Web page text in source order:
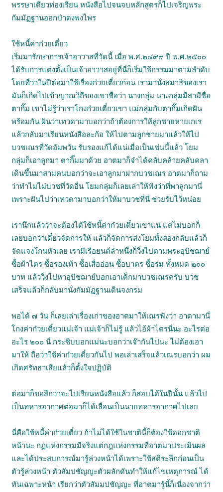
พรรษาเดียวท่องเรียน หนังสือไปจนจบหลักสูตรก็ไปเจริญพระ
กัมมัฏฐานออกป่าดงพงไพร
ใช้หนี้ค่าก๋วยเตี๋ยว
เริ่มมารักษาการเจ้าอาวาสที่วัดนี้ เมื่อ พ.ศ.๒๔๙๙ ปี พ.ศ.๒๕๐๐
ได้รับการแต่งตั้งเป็นเจ้าอาวาสอยู่ที่นี่ก็เริ่มใช้กรรมมาตามลำดับ
โดยที่ว่าในปีต่อมาใช้เรื่องก๋วยเตี๋ยวก่อน เรามานั่งสมาธิของเรา
มันก็เกิดไปเข้าญาณวิถีของเขาชื่อว่า นางกลุ่ม นางกลุ่มมีสามีชื่อ
ตากิ๊ม เขาไม่รู้ว่าเราโกงก๋วยเตี๋ยวเขา แม่กลุ่มกับตากิ๊มเกิดฝัน
พร้อมกัน ฝันว่าเทวดามาบอกว่าถ้าต้องการให้ลูกชายหายเกเร
แล้วกลับมาเรียนหนังสือละก้อ ให้ไปตามลูกชายมาแล้วให้ไป
บวชเณรที่วัดอัมพวัน รับรองแก้ได้แน่เมื่อเป็นเช่นนี้แล้ว โยม
กลุ่มก็เอาลูกมา ตากิ๊มมาด้วย อาตมาก็จำได้คลับคล้ายคลับคลา
เดินขึ้นมาสามคนบอกว่าจะเอาลูกมาฝากบวชเณร อาตมาก็ถาม
ว่าทำไมไม่บวชที่วัดอื่น โยมกลุ่มก็เลยเล่าให้ฟังว่าที่พาลูกมานี่
เพราะฝันไปว่าเทวดามาบอกว่าให้มาบวชที่นี่ ช่วยรับไว้หน่อย
เรานึกแล้วว่าจะต้องได้ใช้หนี้ค่าก๋วยเตี๋ยวเขาแน่ แต่ไม่บอกก็
เลยบอกว่าเดี๋ยวจัดการให้ แล้วก็จัดการส่งโยมทั้งสองกลับแล้วก็
จัดแจงโกนหัวเลย เรามีเรือยนต์ลำหนึ่งก็วิ่งไปตามพระอุปัชฌาย์
ซื้อผ้าไตร ซื้อรองเท้า ซื้อเสื่ออ่อน ซื้อบาตร ซื้อร่ม ทั้งหมด ๒๐๐
บาท แล้ววิ่งไปหาอุปัชฌาย์บอกเอาเด็กมาบวชเณรครับ บวช
เสร็จแล้วก็กลับมานั่งกัมมัฏฐานเดินจงกรม
พอได้ ๗ วัน ก็เลยเล่าเรื่องเก่าของอาตมาให้เณรฟังว่า อาตามานี่
โกงค่าก๋วยเตี๋ยวแม่เจ้า แม่เจ้าก็ไม่รู้ แล้วไอ้ผ้าไตรนี่นะ อะไรต่อ
อะไร ๒๐๐ นี่ กระซิบบอกแม่นะบอกว่าเจ๊ากันไปนะ ไม่ต้องเอา
มาให้ ถือว่าใช้ค่าก๋วยเตี๋ยวกันไป พอเล่าเสร็จแล้วเณรบอกว่า ผม
เกิดศรัทธาเสียแล้วก็ตั้งใจปฏิบัติ
ต่อมาก็ขอสึกว่าจะไปเรียนหนังสือแล้ว ก็สอบได้ในปีนั้น แล้วไป
เป็นทหารอากาศต่อมาก็ได้เลื่อนเป็นนายทหารอากาศไปเลย
นี่คือใช้หนี้ค่าก๋วยเตี๋ยว ถ้าไม่ได้ใช้ในชาตินี้ก็ต้องใช้ดอกชาติ
หน้านะ กฏแห่งกรรมมีจริงแต่กฎแห่งกรรมที่อาตมาประเมินผล
และได้ประสบการณ์มารู้ล่วงหน้าได้เพราะใช้สติระลึกก่อนเป็น
ตัวรู้ล่วงหน้า ตัวสัมปชัญญะตัวผลักดันทำให้แก้ไขเหตุการณ์ ได้
ทันเฉพาะหน้า เรียกว่าตัวสัมมปชัญญะ ที่อาตมารู้นี้ก็เนื่องจากว่า